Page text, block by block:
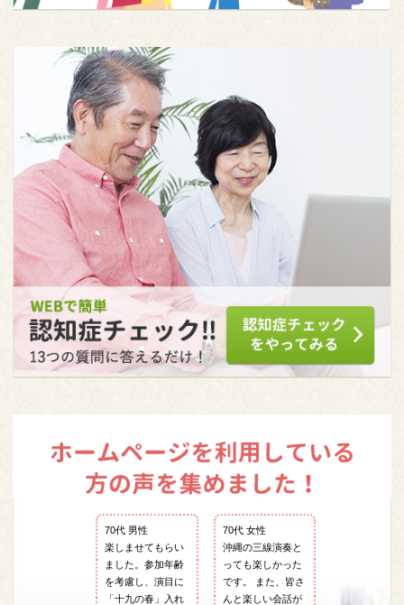
70代 男性
楽しませてもらい
ました。参加年齢
を考慮し、演目に
「十九の春」入れ
70代 女性
沖縄の三線演奏と
っても楽しかった
です。 また、皆さ
んと楽しい会話が